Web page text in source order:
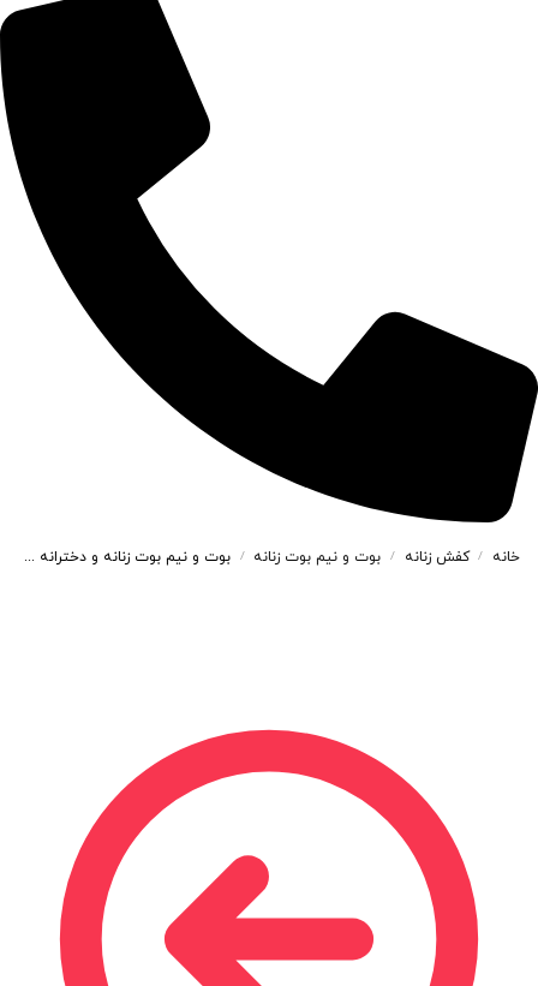
خانه / کفش زنانه / بوت و نیم بوت زنانه / بوت و نیم بوت زنانه و دخترانه مدل بندی بغل زیپ رنگ مشکی کد M766